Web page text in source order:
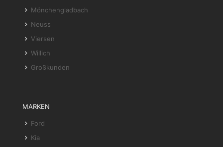
Mönchengladbach
Neuss
Viersen
Willich
Großkunden
MARKEN
Ford
Kia